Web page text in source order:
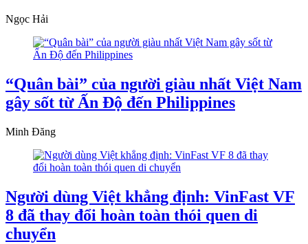
Ngọc Hải
“Quân bài” của người giàu nhất Việt Nam
gây sốt từ Ấn Độ đến Philippines
Minh Đăng
Người dùng Việt khẳng định: VinFast VF
8 đã thay đổi hoàn toàn thói quen di
chuyển